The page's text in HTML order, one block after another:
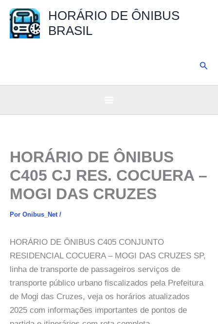
para
HORÁRIO DE ÔNIBUS
BRASIL
HORÁRIO DE ÔNIBUS
C405 CJ RES. COCUERA –
MOGI DAS CRUZES
Por Onibus_Net /
HORÁRIO DE ÔNIBUS C405 CONJUNTO
RESIDENCIAL COCUERA – MOGI DAS CRUZES SP,
linha de transporte de passageiros serviços de
transporte público urbano fiscalizados pela Prefeitura
de Mogi das Cruzes, veja os horários atualizados
2025 com informações importantes de pontos de